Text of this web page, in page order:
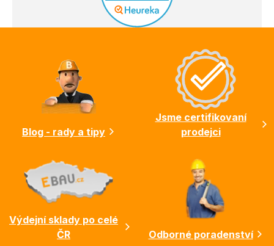
Blog - rady a tipy
Jsme certifikovaní
prodejci
Výdejní sklady po celé
ČR
Odborné poradenství